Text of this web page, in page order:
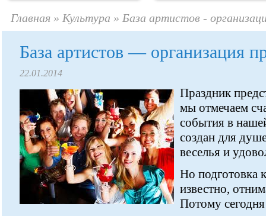
Главная » Культура » База артистов -
База артистов — организация
22.01.2014
Праздник
мы отмечаем
события в
создан для
веселья и
Но подготовка
известно,
Потому